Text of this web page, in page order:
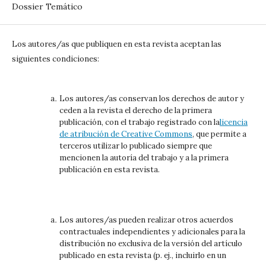
Dossier Temático
Los autores/as que publiquen en esta revista aceptan las
siguientes condiciones:
Los autores/as conservan los derechos de autor y
ceden a la revista el derecho de la primera
publicación, con el trabajo registrado con lalicencia
de atribución de Creative Commons, que permite a
terceros utilizar lo publicado siempre que
mencionen la autoría del trabajo y a la primera
publicación en esta revista.
Los autores/as pueden realizar otros acuerdos
contractuales independientes y adicionales para la
distribución no exclusiva de la versión del artículo
publicado en esta revista (p. ej., incluirlo en un